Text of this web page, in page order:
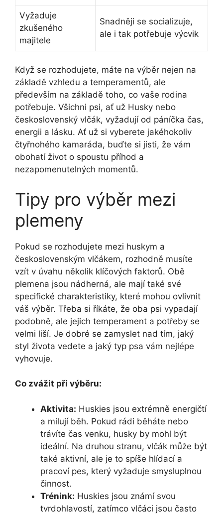
Vyžaduje
zkušeného
majitele
Snadněji se socializuje,
ale i tak potřebuje výcvik
Když se rozhodujete, máte na výběr nejen na
základě vzhledu a temperamentů, ale
především na základě toho, co vaše rodina
potřebuje. Všichni psi, ať už Husky nebo
československý vlčák, vyžadují od páníčka čas,
energii a lásku. Ať už si vyberete jakéhokoliv
čtyřnohého kamaráda, buďte si jisti, že vám
obohatí život o spoustu příhod a
nezapomenutelných momentů.
Tipy pro výběr mezi
plemeny
Pokud se rozhodujete mezi huskym a
československým vlčákem, rozhodně musíte
vzít v úvahu několik klíčových faktorů. Obě
plemena jsou nádherná, ale mají také své
specifické charakteristiky, které mohou ovlivnit
váš výběr. Třeba si říkáte, že oba psi vypadají
podobně, ale jejich temperament a potřeby se
velmi liší. Je dobré se zamyslet nad tím, jaký
styl života vedete a jaký typ psa vám nejlépe
vyhovuje.
Co zvážit při výběru:
Aktivita: Huskies jsou extrémně energičtí
a milují běh. Pokud rádi běháte nebo
trávíte čas venku, husky by mohl být
ideální. Na druhou stranu, vlčák může být
také aktivní, ale je to spíše hlídací a
pracoví pes, který vyžaduje smysluplnou
činnost.
Trénink: Huskies jsou známí svou
tvrdohlavostí, zatímco vlčáci jsou často